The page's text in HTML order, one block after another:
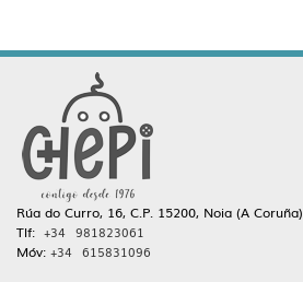
Rúa do Curro, 16, C.P. 15200, Noia (A Coruña)
Tlf: +34 981823061
Móv: +34 615831096